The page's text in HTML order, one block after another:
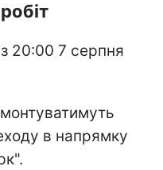
20:00 7 серпня
в напрямку